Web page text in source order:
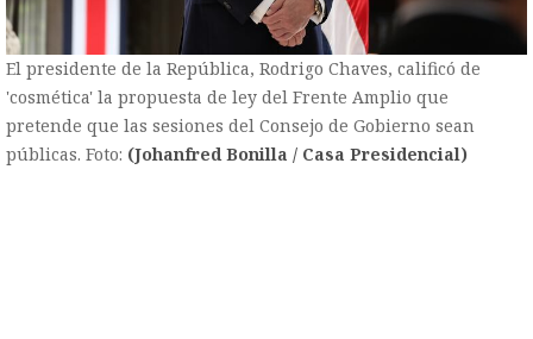
El presidente de la República, Rodrigo Chaves, calificó de
'cosmética' la propuesta de ley del Frente Amplio que
pretende que las sesiones del Consejo de Gobierno sean
públicas. Foto: (Johanfred Bonilla / Casa Presidencial)